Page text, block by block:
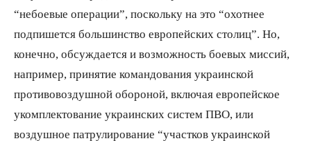
“небоевые операции”, поскольку на это “охотнее
подпишется большинство европейских столиц”. Но,
конечно, обсуждается и возможность боевых миссий,
например, принятие командования украинской
противовоздушной обороной, включая европейское
укомплектование украинских систем ПВО, или
воздушное патрулирование “участков украинской